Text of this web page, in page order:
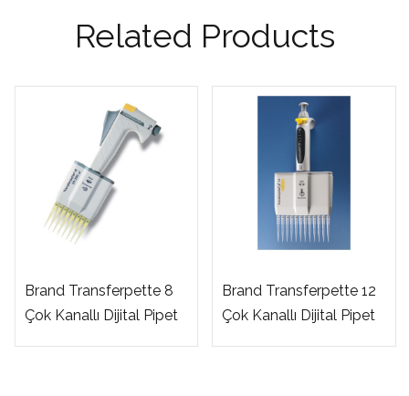
Related Products
Brand Transferpette 8
Çok Kanallı Dijital Pipet
Brand Transferpette 12
Çok Kanallı Dijital Pipet